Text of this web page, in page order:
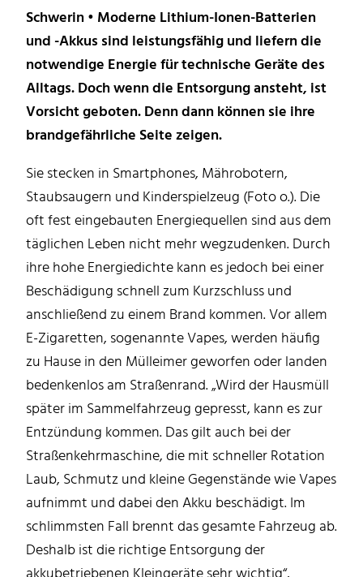
Schwerin • Moderne Lithium-Ionen-Batterien
und -Akkus sind leistungsfähig und liefern die
notwendige Energie für technische Geräte des
Alltags. Doch wenn die Entsorgung ansteht, ist
Vorsicht geboten. Denn dann können sie ihre
brandgefährliche Seite zeigen.
Sie stecken in Smartphones, Mährobotern,
Staubsaugern und Kinderspielzeug (Foto o.). Die
oft fest eingebauten Energiequellen sind aus dem
täglichen Leben nicht mehr wegzudenken. Durch
ihre hohe Energiedichte kann es jedoch bei einer
Beschädigung schnell zum Kurzschluss und
anschließend zu einem Brand kommen. Vor allem
E-Zigaretten, sogenannte Vapes, werden häufig
zu Hause in den Mülleimer geworfen oder landen
bedenkenlos am Straßenrand. „Wird der Hausmüll
später im Sammelfahrzeug gepresst, kann es zur
Entzündung kommen. Das gilt auch bei der
Straßenkehrmaschine, die mit schneller Rotation
Laub, Schmutz und kleine Gegenstände wie Vapes
aufnimmt und dabei den Akku beschädigt. Im
schlimmsten Fall brennt das gesamte Fahrzeug ab.
Deshalb ist die richtige Entsorgung der